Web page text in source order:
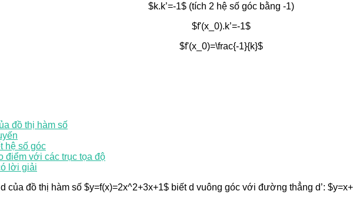
$k.k’=-1$ (tích 2 hệ số góc bằng -1)
$f'(x_0).k’=-1$
$f'(x_0)=\frac{-1}{k}$
đồ thị hàm số
hệ số góc
điểm với các trục tọa độ
lời giải
của đồ thị hàm số $y=f(x)=2x^2+3x+1$ biết d vuông góc với đường thẳng d’: